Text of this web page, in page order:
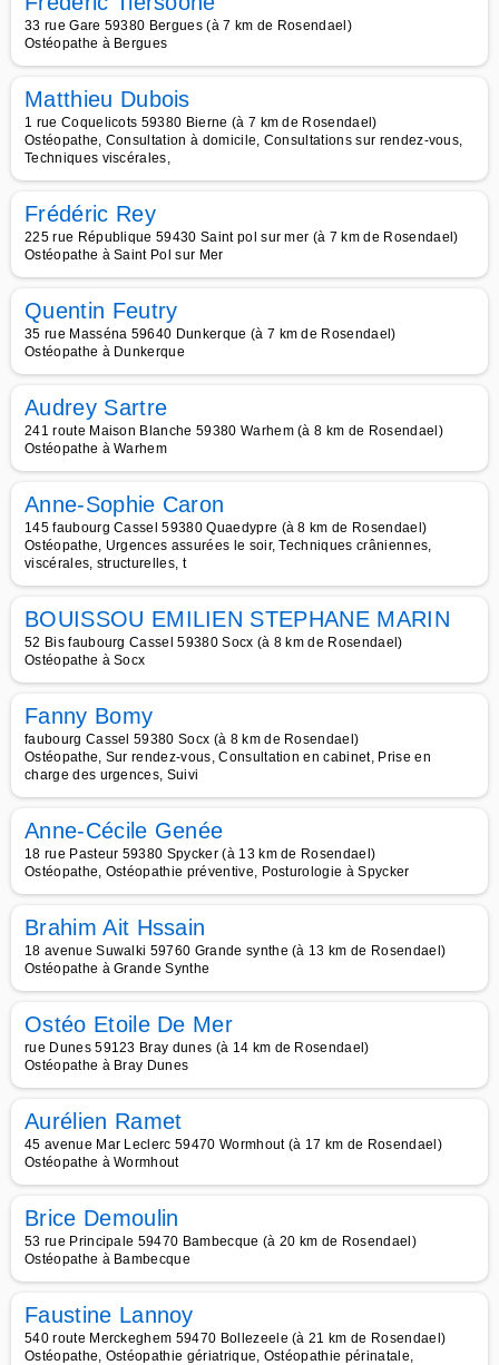
33 rue Gare 59380 Bergues (à 7 km de Rosendael)
Ostéopathe à Bergues
Matthieu Dubois
1 rue Coquelicots 59380 Bierne (à 7 km de Rosendael)
Ostéopathe, Consultation à domicile, Consultations sur rendez-vous,
Techniques viscérales,
Frédéric Rey
225 rue République 59430 Saint pol sur mer (à 7 km de Rosendael)
Ostéopathe à Saint Pol sur Mer
Quentin Feutry
35 rue Masséna 59640 Dunkerque (à 7 km de Rosendael)
Ostéopathe à Dunkerque
Audrey Sartre
241 route Maison Blanche 59380 Warhem (à 8 km de Rosendael)
Ostéopathe à Warhem
Anne-Sophie Caron
145 faubourg Cassel 59380 Quaedypre (à 8 km de Rosendael)
Ostéopathe, Urgences assurées le soir, Techniques crâniennes,
viscérales, structurelles, t
BOUISSOU EMILIEN STEPHANE MARIN
52 Bis faubourg Cassel 59380 Socx (à 8 km de Rosendael)
Ostéopathe à Socx
Fanny Bomy
faubourg Cassel 59380 Socx (à 8 km de Rosendael)
Ostéopathe, Sur rendez-vous, Consultation en cabinet, Prise en
charge des urgences, Suivi
Anne-Cécile Genée
18 rue Pasteur 59380 Spycker (à 13 km de Rosendael)
Ostéopathe, Ostéopathie préventive, Posturologie à Spycker
Brahim Ait Hssain
18 avenue Suwalki 59760 Grande synthe (à 13 km de Rosendael)
Ostéopathe à Grande Synthe
Ostéo Etoile De Mer
rue Dunes 59123 Bray dunes (à 14 km de Rosendael)
Ostéopathe à Bray Dunes
Aurélien Ramet
45 avenue Mar Leclerc 59470 Wormhout (à 17 km de Rosendael)
Ostéopathe à Wormhout
Brice Demoulin
53 rue Principale 59470 Bambecque (à 20 km de Rosendael)
Ostéopathe à Bambecque
Faustine Lannoy
540 route Merckeghem 59470 Bollezeele (à 21 km de Rosendael)
Ostéopathe, Ostéopathie gériatrique, Ostéopathie périnatale,